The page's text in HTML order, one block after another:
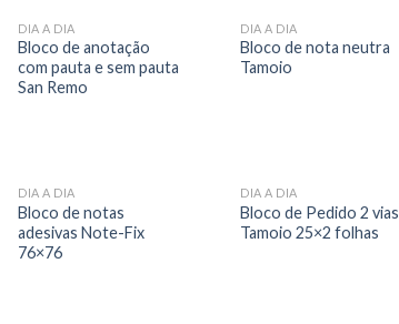
DIA A DIA
Bloco de anotação
com pauta e sem pauta
San Remo
DIA A DIA
Bloco de nota neutra
Tamoio
DIA A DIA
Bloco de notas
adesivas Note-Fix
76×76
DIA A DIA
Bloco de Pedido 2 vias
Tamoio 25×2 folhas